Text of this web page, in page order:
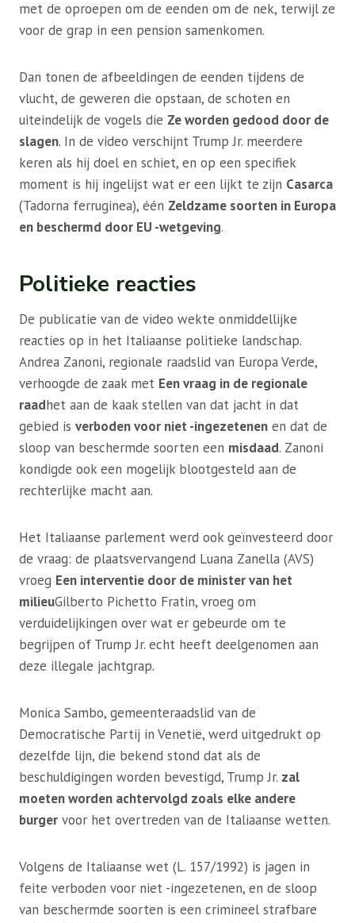
met de oproepen om de eenden om de nek, terwijl ze
voor de grap in een pension samenkomen.
Dan tonen de afbeeldingen de eenden tijdens de
vlucht, de geweren die opstaan, de schoten en
uiteindelijk de vogels die Ze worden gedood door de
slagen. In de video verschijnt Trump Jr. meerdere
keren als hij doel en schiet, en op een specifiek
moment is hij ingelijst wat er een lijkt te zijn Casarca
(Tadorna ferruginea), één Zeldzame soorten in Europa
en beschermd door EU -wetgeving.
Politieke reacties
De publicatie van de video wekte onmiddellijke
reacties op in het Italiaanse politieke landschap.
Andrea Zanoni, regionale raadslid van Europa Verde,
verhoogde de zaak met Een vraag in de regionale
raadhet aan de kaak stellen van dat jacht in dat
gebied is verboden voor niet -ingezetenen en dat de
sloop van beschermde soorten een misdaad. Zanoni
kondigde ook een mogelijk blootgesteld aan de
rechterlijke macht aan.
Het Italiaanse parlement werd ook geïnvesteerd door
de vraag: de plaatsvervangend Luana Zanella (AVS)
vroeg Een interventie door de minister van het
milieuGilberto Pichetto Fratin, vroeg om
verduidelijkingen over wat er gebeurde om te
begrijpen of Trump Jr. echt heeft deelgenomen aan
deze illegale jachtgrap.
Monica Sambo, gemeenteraadslid van de
Democratische Partij in Venetië, werd uitgedrukt op
dezelfde lijn, die bekend stond dat als de
beschuldigingen worden bevestigd, Trump Jr. zal
moeten worden achtervolgd zoals elke andere
burger voor het overtreden van de Italiaanse wetten.
Volgens de Italiaanse wet (L. 157/1992) is jagen in
feite verboden voor niet -ingezetenen, en de sloop
van beschermde soorten is een crimineel strafbare